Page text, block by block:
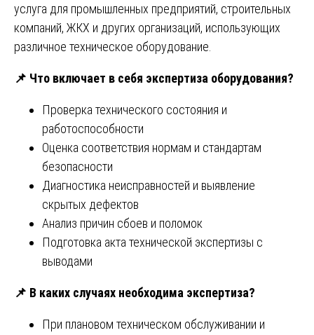
услуга для промышленных предприятий, строительных
компаний, ЖКХ и других организаций, использующих
различное техническое оборудование.
📌 Что включает в себя экспертиза оборудования?
Проверка технического состояния и
работоспособности
Оценка соответствия нормам и стандартам
безопасности
Диагностика неисправностей и выявление
скрытых дефектов
Анализ причин сбоев и поломок
Подготовка акта технической экспертизы с
выводами
📌 В каких случаях необходима экспертиза?
При плановом техническом обслуживании и